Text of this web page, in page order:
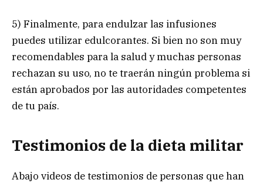
5) Finalmente, para endulzar las infusiones
puedes utilizar edulcorantes. Si bien no son muy
recomendables para la salud y muchas personas
rechazan su uso, no te traerán ningún problema si
están aprobados por las autoridades competentes
de tu país.
Testimonios de la dieta militar
Abajo videos de testimonios de personas que han